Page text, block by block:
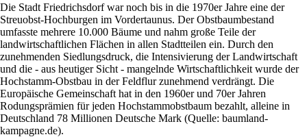
Die Stadt Friedrichsdorf war noch bis in die 1970er Jahre eine der
Streuobst-Hochburgen im Vordertaunus. Der Obstbaumbestand
umfasste mehrere 10.000 Bäume und nahm große Teile der
landwirtschaftlichen Flächen in allen Stadtteilen ein. Durch den
zunehmenden Siedlungsdruck, die Intensivierung der Landwirtschaft
und die - aus heutiger Sicht - mangelnde Wirtschaftlichkeit wurde der
Hochstamm-Obstbau in der Feldflur zunehmend verdrängt. Die
Europäische Gemeinschaft hat in den 1960er und 70er Jahren
Rodungsprämien für jeden Hochstammobstbaum bezahlt, alleine in
Deutschland 78 Millionen Deutsche Mark (Quelle: baumland-
kampagne.de).